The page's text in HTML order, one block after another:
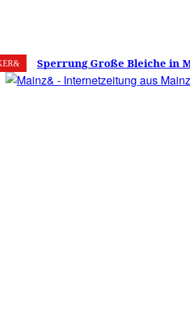
7. August 2026 25.6 Mainz
Sperrung Große Bleiche in
verwirrt, Mainzer stinksauer